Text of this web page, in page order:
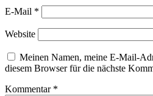
E-Mail *
Website
Meinen Namen, meine E-Mail-
diesem Browser für die nächste
Kommentar *